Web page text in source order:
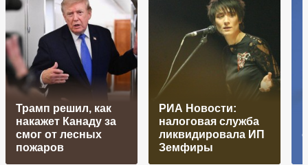
Трамп решил, как
накажет Канаду за
смог от лесных
пожаров
РИА Новости:
налоговая служба
ликвидировала ИП
Земфиры